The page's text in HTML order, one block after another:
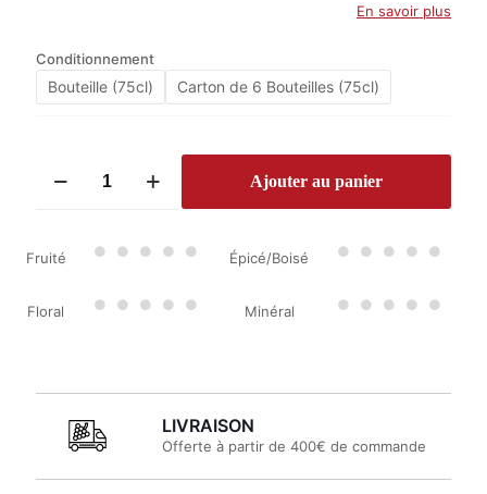
En savoir plus
Conditionnement
Bouteille (75cl) Carton de 6 Bouteilles (75cl)
Blanc
Ajouter au panier
Fruité Épicé/Boisé
Floral Minéral
LIVRAISON
Offerte à partir de 400€ de commande